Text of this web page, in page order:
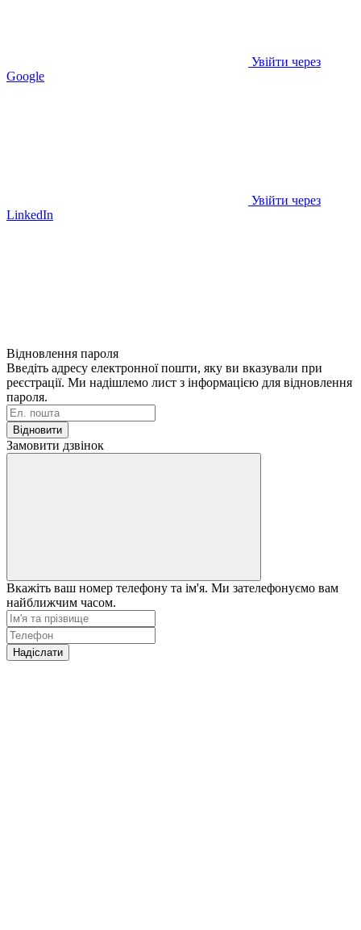
Увійти через
Google
Увійти через
LinkedIn
Відновлення пароля
Введіть адресу електронної пошти, яку ви вказували при
реєстрації. Ми надішлемо лист з інформацією для відновлення
пароля.
Відновити
Замовити дзвінок
Вкажіть ваш номер телефону та ім'я. Ми зателефонуємо вам
найближчим часом.
Надіслати